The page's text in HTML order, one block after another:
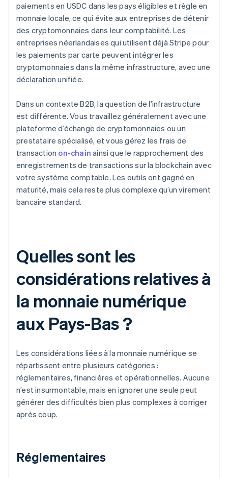
paiements en USDC dans les pays éligibles et règle en
monnaie locale, ce qui évite aux entreprises de détenir
des cryptomonnaies dans leur comptabilité. Les
entreprises néerlandaises qui utilisent déjà Stripe pour
les paiements par carte peuvent intégrer les
cryptomonnaies dans la même infrastructure, avec une
déclaration unifiée.
Dans un contexte B2B, la question de l’infrastructure
est différente. Vous travaillez généralement avec une
plateforme d’échange de cryptomonnaies ou un
prestataire spécialisé, et vous gérez les frais de
transaction on-chain ainsi que le rapprochement des
enregistrements de transactions sur la blockchain avec
votre système comptable. Les outils ont gagné en
maturité, mais cela reste plus complexe qu’un virement
bancaire standard.
Quelles sont les
considérations relatives à
la monnaie numérique
aux Pays-Bas ?
Les considérations liées à la monnaie numérique se
répartissent entre plusieurs catégories :
réglementaires, financières et opérationnelles. Aucune
n’est insurmontable, mais en ignorer une seule peut
générer des difficultés bien plus complexes à corriger
après coup.
Réglementaires